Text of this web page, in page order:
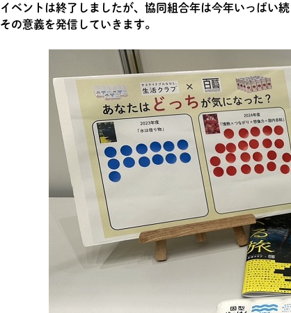
イベントは終了しましたが、協同組合年は今年いっぱい
その意義を発信していきます。